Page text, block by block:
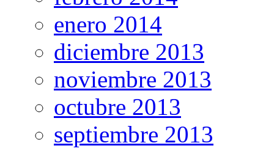
enero 2014
diciembre 2013
noviembre 2013
octubre 2013
septiembre 2013